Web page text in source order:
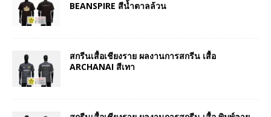
BEANSPIRE สีน้ำตาลล้วน
สกรีนเสื้อเชียงราย ผลงานการสกรีน เสื้อ
ARCHANAI สีเทา